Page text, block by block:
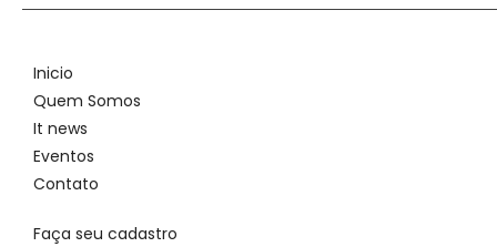
Inicio
Quem Somos
It news
Eventos
Contato
Faça seu cadastro